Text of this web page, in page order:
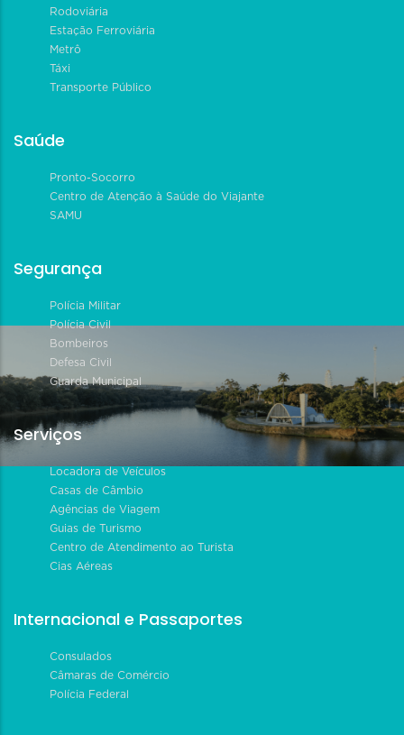
Rodoviária
Estação Ferroviária
Metrô
Táxi
Transporte Público
Saúde
Pronto-Socorro
Centro de Atenção à Saúde do Viajante
SAMU
Segurança
Polícia Militar
Polícia Civil
Bombeiros
Defesa Civil
Guarda Municipal
Serviços
Locadora de Veículos
Casas de Câmbio
Agências de Viagem
Guias de Turismo
Centro de Atendimento ao Turista
Cias Aéreas
Internacional e Passaportes
Consulados
Câmaras de Comércio
Polícia Federal